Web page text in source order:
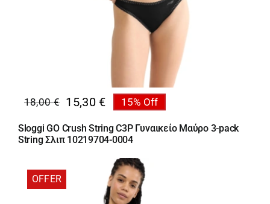
18,00€
Original
price
was:
15,30 €
Η
τρέχουσα
τιμή
15,30 €.
15% Off
Sloggi GO Crush String C3P Γυναικείο Μαύρο 3-pack
String Σλιπ 10219704-0004
OFFER